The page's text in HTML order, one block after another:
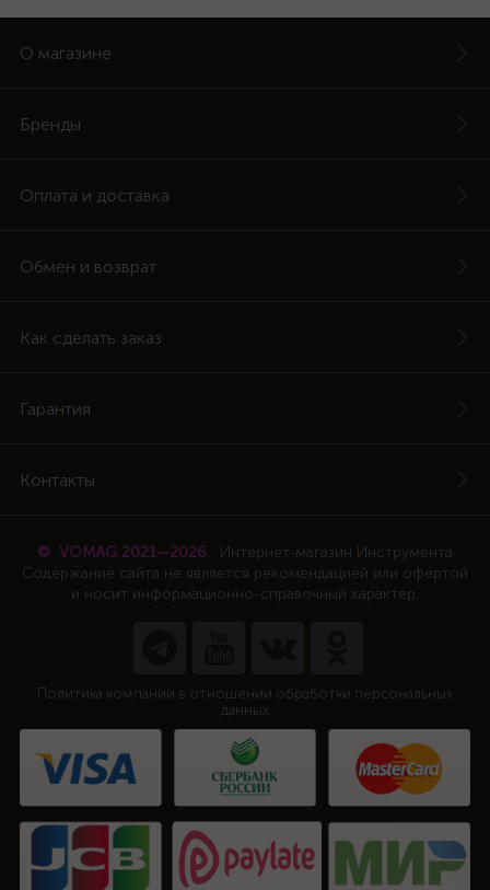
О магазине
Бренды
Оплата и доставка
Обмен и возврат
Как сделать заказ
Гарантия
Контакты
© VOMAG 2021—2026
Интернет-магазин Инструмента
Содержание сайта не является рекомендацией или офертой
и носит информационно-справочный характер.
Политика компании в отношении обработки персональных
данных